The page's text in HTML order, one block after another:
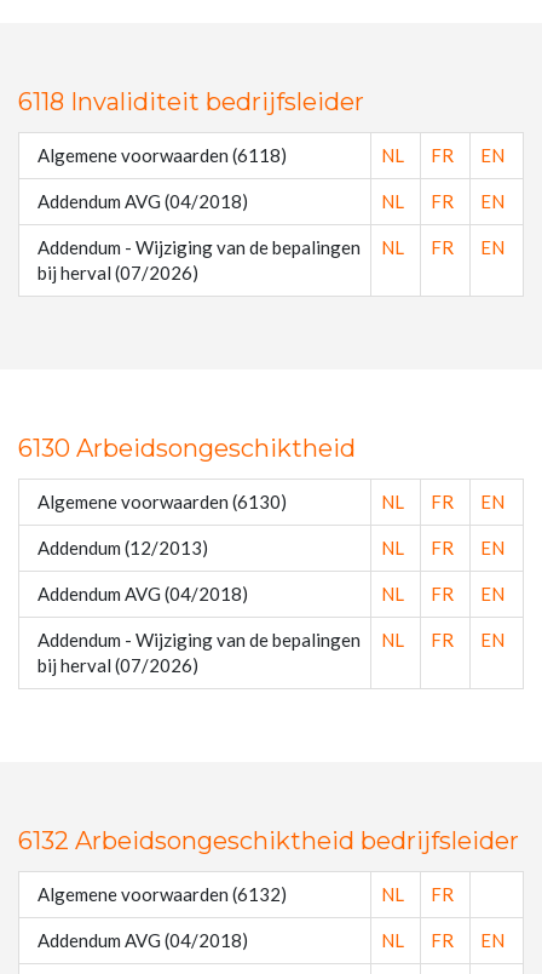
6118 Invaliditeit bedrijfsleider
Algemene voorwaarden (6118) NL FR EN
Addendum AVG (04/2018) NL FR EN
Addendum - Wijziging van de bepalingen
bij herval (07/2026)
NL FR EN
6130 Arbeidsongeschiktheid
Algemene voorwaarden (6130) NL FR EN
Addendum (12/2013) NL FR EN
Addendum AVG (04/2018) NL FR EN
Addendum - Wijziging van de bepalingen
bij herval (07/2026)
NL FR EN
6132 Arbeidsongeschiktheid bedrijfsleider
Algemene voorwaarden (6132) NL FR
Addendum AVG (04/2018) NL FR EN